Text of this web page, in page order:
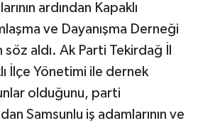
ardından Kapaklı
ve Dayanışma Derneği
aldı. Ak Parti Tekirdağ İl
İlçe Yönetimi ile dernek
olduğunu, parti
Samsunlu iş adamlarının ve